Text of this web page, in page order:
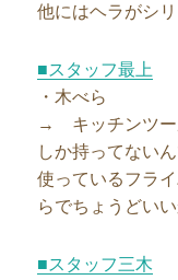
他にはヘラがシ
■スタッフ最上
・木べら
→ キッチンツー
しか持ってないん
使っているフラ
らでちょうどいい
■スタッフ三木